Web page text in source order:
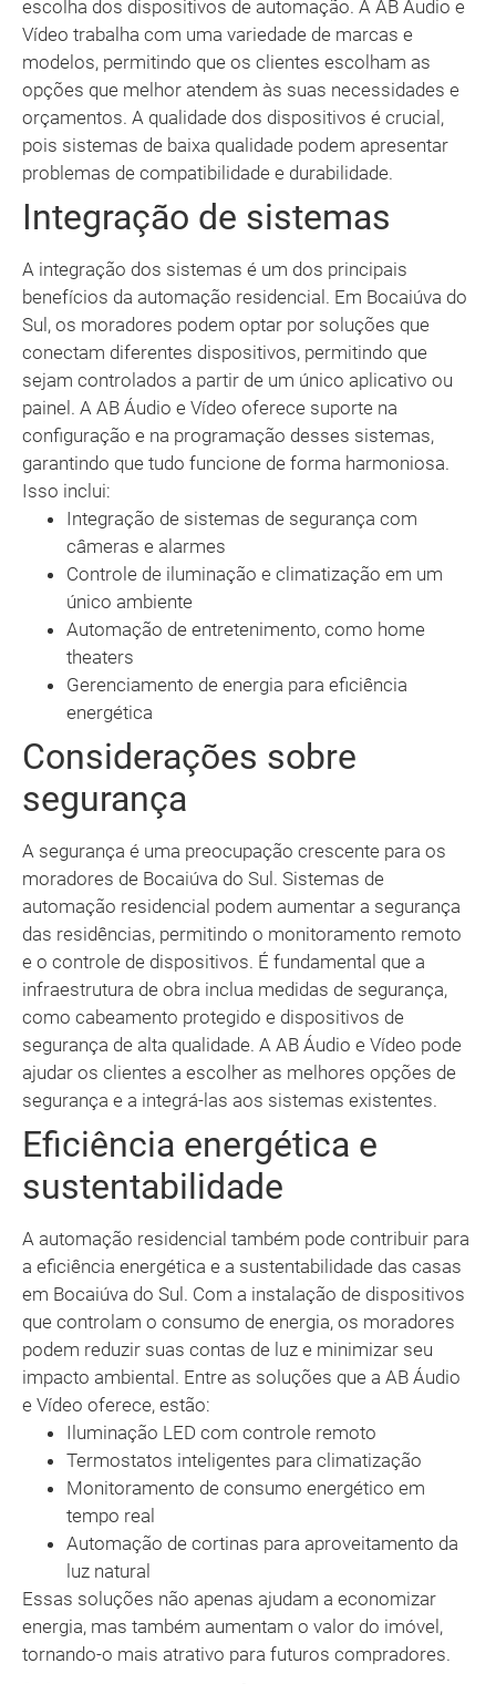
escolha dos dispositivos de automação. A AB Áudio e
Vídeo trabalha com uma variedade de marcas e
modelos, permitindo que os clientes escolham as
opções que melhor atendem às suas necessidades e
orçamentos. A qualidade dos dispositivos é crucial,
pois sistemas de baixa qualidade podem apresentar
problemas de compatibilidade e durabilidade.
Integração de sistemas
A integração dos sistemas é um dos principais
benefícios da automação residencial. Em Bocaiúva do
Sul, os moradores podem optar por soluções que
conectam diferentes dispositivos, permitindo que
sejam controlados a partir de um único aplicativo ou
painel. A AB Áudio e Vídeo oferece suporte na
configuração e na programação desses sistemas,
garantindo que tudo funcione de forma harmoniosa.
Isso inclui:
Integração de sistemas de segurança com
câmeras e alarmes
Controle de iluminação e climatização em um
único ambiente
Automação de entretenimento, como home
theaters
Gerenciamento de energia para eficiência
energética
Considerações sobre
segurança
A segurança é uma preocupação crescente para os
moradores de Bocaiúva do Sul. Sistemas de
automação residencial podem aumentar a segurança
das residências, permitindo o monitoramento remoto
e o controle de dispositivos. É fundamental que a
infraestrutura de obra inclua medidas de segurança,
como cabeamento protegido e dispositivos de
segurança de alta qualidade. A AB Áudio e Vídeo pode
ajudar os clientes a escolher as melhores opções de
segurança e a integrá-las aos sistemas existentes.
Eficiência energética e
sustentabilidade
A automação residencial também pode contribuir para
a eficiência energética e a sustentabilidade das casas
em Bocaiúva do Sul. Com a instalação de dispositivos
que controlam o consumo de energia, os moradores
podem reduzir suas contas de luz e minimizar seu
impacto ambiental. Entre as soluções que a AB Áudio
e Vídeo oferece, estão:
Iluminação LED com controle remoto
Termostatos inteligentes para climatização
Monitoramento de consumo energético em
tempo real
Automação de cortinas para aproveitamento da
luz natural
Essas soluções não apenas ajudam a economizar
energia, mas também aumentam o valor do imóvel,
tornando-o mais atrativo para futuros compradores.